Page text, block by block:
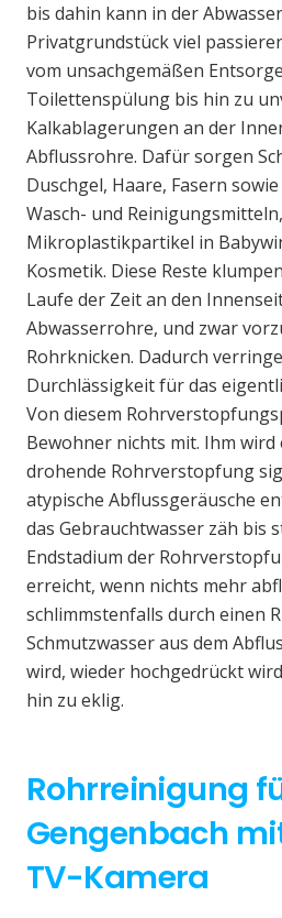
bis dahin kann in der
Privatgrundstück viel
vom unsachgemäßen
Toilettenspülung bis hin zu
Kalkablagerungen an der
Abflussrohre. Dafür sorgen
Duschgel, Haare, Fasern
Wasch- und
Mikroplastikpartikel in
Kosmetik. Diese Reste
Laufe der Zeit an den
Abwasserrohre, und zwar
Rohrknicken. Dadurch
Durchlässigkeit für das
Von diesem
Bewohner nichts mit. Ihm wird
drohende Rohrverstopfung
atypische Abflussgeräusche
das Gebrauchtwasser zäh bis
Endstadium der
erreicht, wenn nichts mehr
schlimmstenfalls durch einen
Schmutzwasser aus dem
wird, wieder hochgedrückt
hin zu eklig.
Rohrreinigung
Gengenbach
TV-Kamera